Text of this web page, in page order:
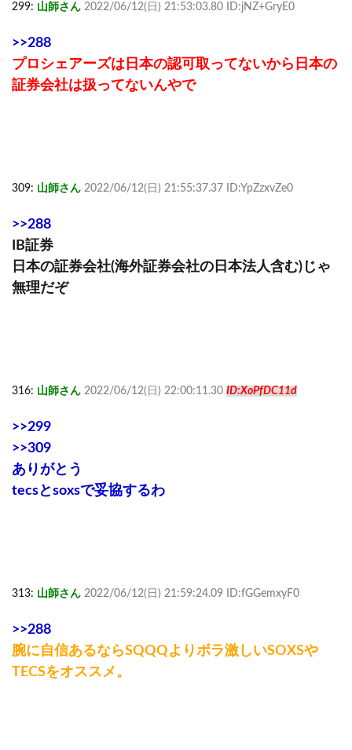
299: 山師さん 2022/06/12(日) 21:53:03.80 ID:jNZ+GryE0
>>288
プロシェアーズは日本の認可取ってないから日本の
証券会社は扱ってないんやで
309: 山師さん 2022/06/12(日) 21:55:37.37 ID:YpZzxvZe0
>>288
IB証券
日本の証券会社(海外証券会社の日本法人含む)じゃ
無理だぞ
316: 山師さん 2022/06/12(日) 22:00:11.30 ID:XoPfDC11d
>>299
>>309
ありがとう
tecsとsoxsで妥協するわ
313: 山師さん 2022/06/12(日) 21:59:24.09 ID:fGGemxyF0
>>288
腕に自信あるならSQQQよりボラ激しいSOXSや
TECSをオススメ。